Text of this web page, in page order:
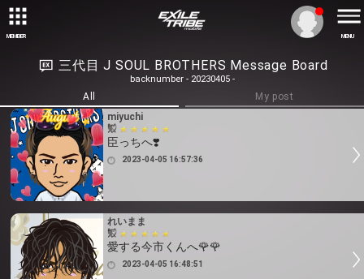
MEMBER MENU
三代目 J SOUL BROTHERS Message Board
backnumber - 20230405 -
All
My post
miyuchi
臣っちへ❣️
2023-04-05 16:57:36
れいまま
愛する今市くんへ🌹🌹
2023-04-05 16:48:51